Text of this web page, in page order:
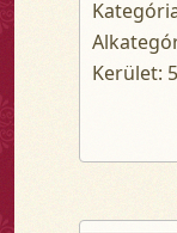
Kerület: